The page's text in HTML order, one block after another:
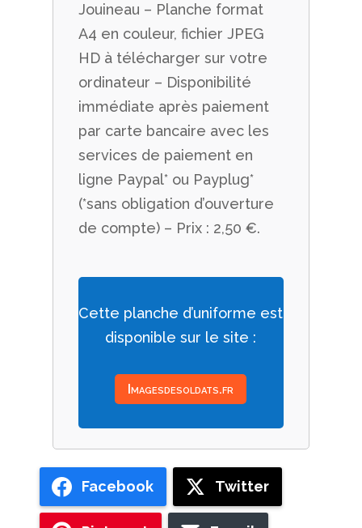
Jouineau – Planche format
A4 en couleur, fichier JPEG
HD à télécharger sur votre
ordinateur – Disponibilité
immédiate après paiement
par carte bancaire avec les
services de paiement en
ligne Paypal* ou Payplug*
(*sans obligation d’ouverture
de compte) – Prix : 2,50 €.
Cette planche d’uniforme est
disponible sur le site :
Imagesdesoldats.fr
Facebook Twitter